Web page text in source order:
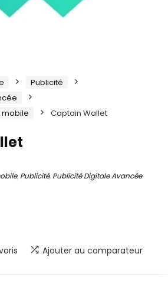
Publicité
mobile
Captain Wallet
, Publicité, Publicité Digitale Avancée
Ajouter au comparateur